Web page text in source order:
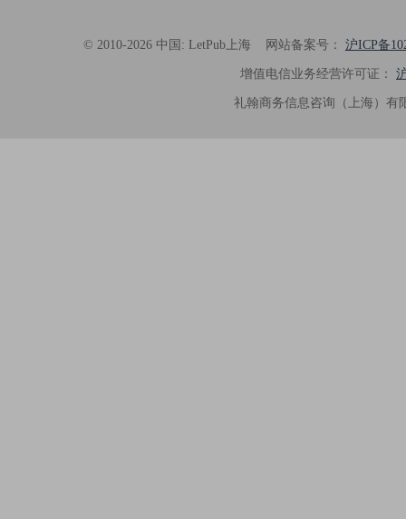
© 2010-2026 中国: LetPub上海网站备案号： 沪ICP备
增值电信业务经营许可证：
礼翰商务信息咨询（上海）